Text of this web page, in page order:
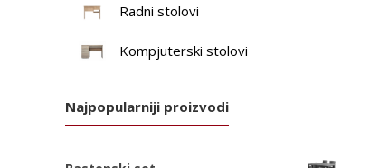
Radni stolovi
Kompjuterski stolovi
Najpopularniji proizvodi